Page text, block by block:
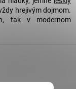
hrejivým dojmom.
tak v modernom